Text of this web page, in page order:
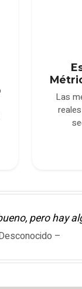
Las
pero hay
–